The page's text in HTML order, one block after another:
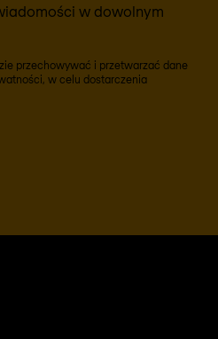
w dowolnym
przechowywać i przetwarzać dane
, w celu dostarczenia